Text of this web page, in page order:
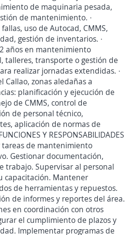
de maquinaria pesada,
de mantenimiento. ·
uso de Autocad, CMMS,
gestión de inventarios. ·
años en mantenimiento
transporte o gestión de
realizar jornadas extendidas. ·
Callao, zonas aledañas a
planificación y ejecución de
de CMMS, control de
de personal técnico,
aplicación de normas de
Y RESPONSABILIDADES
tareas de mantenimiento
Gestionar documentación,
trabajo. Supervisar al personal
capacitación. Mantener
de herramientas y repuestos.
de informes y reportes del área.
en coordinación con otros
el cumplimiento de plazos y
Implementar programas de